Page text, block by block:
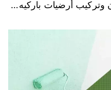
وتركيب أرضيات باركيه…